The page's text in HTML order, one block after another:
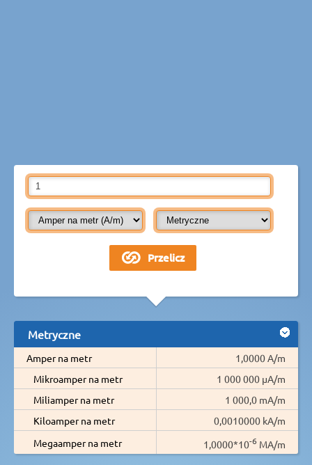
Metryczne
Amper na metr
1,0000 A/m
Mikroamper na metr
1 000 000 µA/m
Miliamper na metr
1 000,0 mA/m
Kiloamper na metr
0,0010000 kA/m
Megaamper na metr
1,0000*10-6 MA/m